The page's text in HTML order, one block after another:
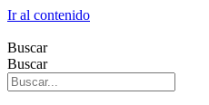
Ir al contenido
Buscar
Buscar